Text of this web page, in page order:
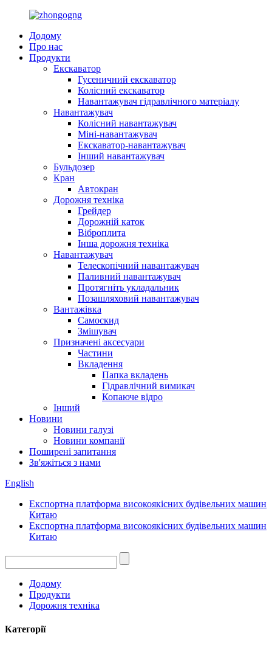
Додому
Про нас
Продукти
Екскаватор
Гусеничний екскаватор
Колісний екскаватор
Навантажувач гідравлічного матеріалу
Навантажувач
Колісний навантажувач
Міні-навантажувач
Екскаватор-навантажувач
Інший навантажувач
Бульдозер
Кран
Автокран
Дорожня техніка
Грейдер
Дорожній каток
Віброплита
Інша дорожня техніка
Навантажувач
Телескопічний навантажувач
Паливний навантажувач
Протягніть укладальник
Позашляховий навантажувач
Вантажівка
Самоскид
Змішувач
Призначені аксесуари
Частини
Вкладення
Папка вкладень
Гідравлічний вимикач
Копаюче відро
Інший
Новини
Новини галузі
Новини компанії
Поширені запитання
Зв'яжіться з нами
English
Експортна платформа високоякісних будівельних машин
Китаю
Експортна платформа високоякісних будівельних машин
Китаю
Додому
Продукти
Дорожня техніка
Категорії